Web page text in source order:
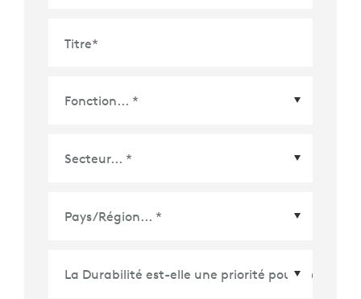
Titre*
Pays/Région*